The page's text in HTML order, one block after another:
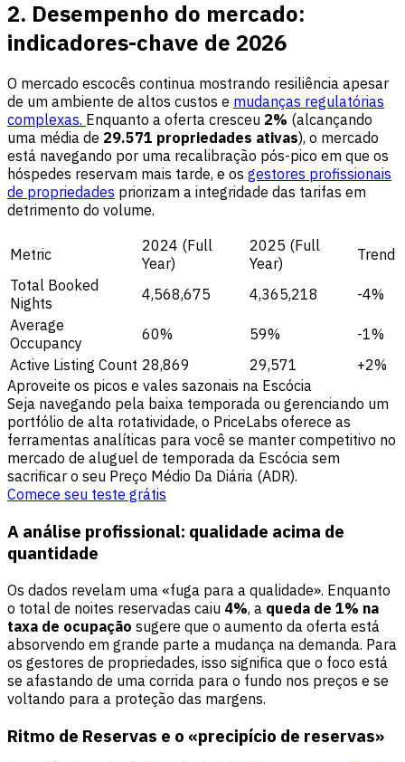
2. Desempenho do mercado:
indicadores-chave de 2026
O mercado escocês continua mostrando resiliência apesar
de um ambiente de altos custos e mudanças regulatórias
complexas. Enquanto a oferta cresceu 2% (alcançando
uma média de 29.571 propriedades ativas), o mercado
está navegando por uma recalibração pós-pico em que os
hóspedes reservam mais tarde, e os gestores profissionais
de propriedades priorizam a integridade das tarifas em
detrimento do volume.
Metric
2024 (Full
Year)
2025 (Full
Year)
Trend
Total Booked
Nights
4,568,675 4,365,218
-4%
Average
Occupancy
60% 59%
-1%
Active Listing Count 28,869 29,571
+2%
Aproveite os picos e vales sazonais na Escócia
Seja navegando pela baixa temporada ou gerenciando um
portfólio de alta rotatividade, o PriceLabs oferece as
ferramentas analíticas para você se manter competitivo no
mercado de aluguel de temporada da Escócia sem
sacrificar o seu Preço Médio Da Diária (ADR).
Comece seu teste grátis
A análise profissional: qualidade acima de
quantidade
Os dados revelam uma «fuga para a qualidade». Enquanto
o total de noites reservadas caiu 4%, a queda de 1% na
taxa de ocupação sugere que o aumento da oferta está
absorvendo em grande parte a mudança na demanda. Para
os gestores de propriedades, isso significa que o foco está
se afastando de uma corrida para o fundo nos preços e se
voltando para a proteção das margens.
Ritmo de Reservas e o «precipício de reservas»